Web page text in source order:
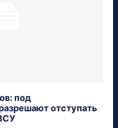
под
отступать